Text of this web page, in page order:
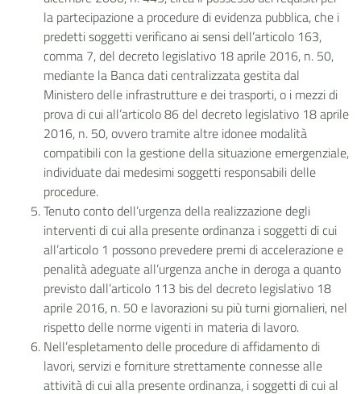
la partecipazione a procedure di evidenza pubblica, che i
predetti soggetti verificano ai sensi dell’articolo 163,
comma 7, del decreto legislativo 18 aprile 2016, n. 50,
mediante la Banca dati centralizzata gestita dal
Ministero delle infrastrutture e dei trasporti, o i mezzi di
prova di cui all’articolo 86 del decreto legislativo 18 aprile
2016, n. 50, ovvero tramite altre idonee modalità
compatibili con la gestione della situazione emergenziale,
individuate dai medesimi soggetti responsabili delle
procedure.
Tenuto conto dell’urgenza della realizzazione degli
interventi di cui alla presente ordinanza i soggetti di cui
all’articolo 1 possono prevedere premi di accelerazione e
penalità adeguate all’urgenza anche in deroga a quanto
previsto dall’articolo 113 bis del decreto legislativo 18
aprile 2016, n. 50 e lavorazioni su più turni giornalieri, nel
rispetto delle norme vigenti in materia di lavoro.
Nell’espletamento delle procedure di affidamento di
lavori, servizi e forniture strettamente connesse alle
attività di cui alla presente ordinanza, i soggetti di cui al